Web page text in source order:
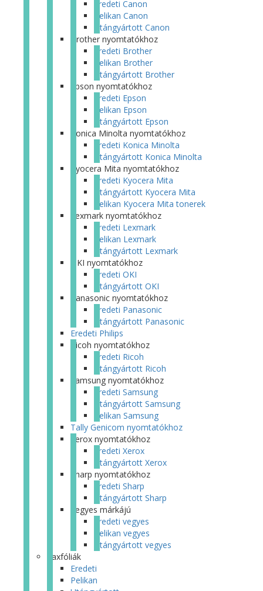
Eredeti Canon
Pelikan Canon
Utángyártott Canon
Brother nyomtatókhoz
Eredeti Brother
Pelikan Brother
Utángyártott Brother
Epson nyomtatókhoz
Eredeti Epson
Pelikan Epson
Utángyártott Epson
Konica Minolta nyomtatókhoz
Eredeti Konica Minolta
Utángyártott Konica Minolta
Kyocera Mita nyomtatókhoz
Eredeti Kyocera Mita
Utángyártott Kyocera Mita
Pelikan Kyocera Mita tonerek
Lexmark nyomtatókhoz
Eredeti Lexmark
Pelikan Lexmark
Utángyártott Lexmark
OKI nyomtatókhoz
Eredeti OKI
Utángyártott OKI
Panasonic nyomtatókhoz
Eredeti Panasonic
Utángyártott Panasonic
Eredeti Philips
Ricoh nyomtatókhoz
Eredeti Ricoh
Utángyártott Ricoh
Samsung nyomtatókhoz
Eredeti Samsung
Utángyártott Samsung
Pelikan Samsung
Tally Genicom nyomtatókhoz
Xerox nyomtatókhoz
Eredeti Xerox
Utángyártott Xerox
Sharp nyomtatókhoz
Eredeti Sharp
Utángyártott Sharp
Vegyes márkájú
Eredeti vegyes
Pelikan vegyes
Utángyártott vegyes
Faxfóliák
Eredeti
Pelikan